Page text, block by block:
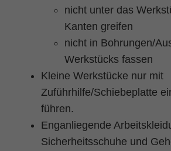
nicht unter das
Kanten greifen
nicht in Bohrungen/
Werkstücks fassen
Kleine Werkstücke nur mit
Zuführhilfe/Schiebeplatte
führen.
Enganliegende
Sicherheitsschuhe und